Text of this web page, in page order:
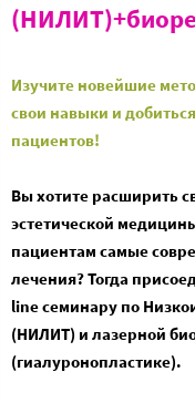
Изучите новейшие
свои навыки и
пациентов!
Вы хотите расширить
эстетической
пациентам самые
лечения? Тогда
line семинару по
(НИЛИТ) и лазерной
(гиалуронопластике).